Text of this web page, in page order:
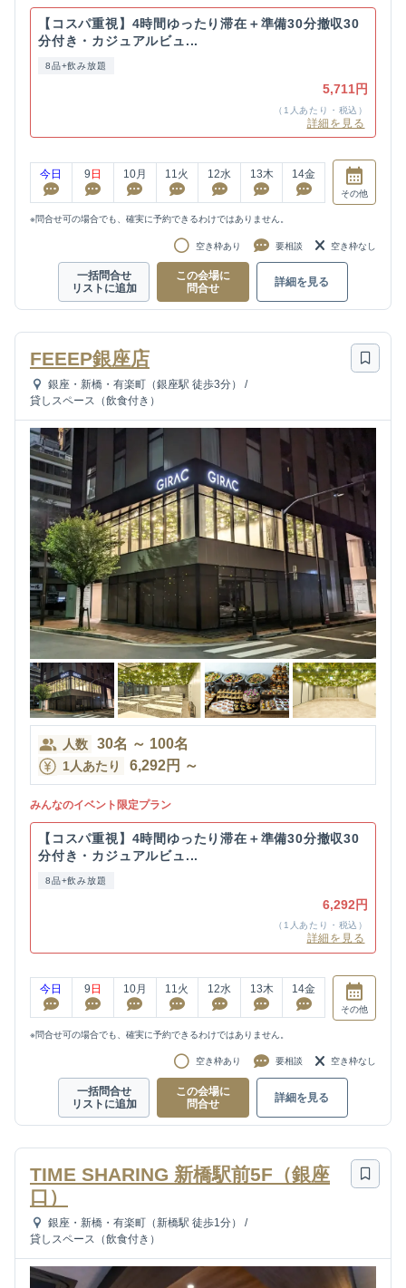
【コスパ重視】4時間ゆったり滞在＋準備30分撤収30
分付き・カジュアルビュ...
8品+飲み放題
5,711円
（1人あたり・税込）
詳細を見る
今日 9 日 10月 11 火 12水 13木 14金
その他
※問合せ可の場合でも、確実に予約できるわけではありません。
空き枠あり 要相談 空き枠なし
一括問合せ
リストに追加
この会場に
問合せ
詳細を見る
FEEEP銀座店
銀座・新橋・有楽町（銀座駅 徒歩3分）
/
貸しスペース（飲食付き）
人数 30名 ～ 100名
1人あたり 6,292円 ～
みんなのイベント限定プラン
【コスパ重視】4時間ゆったり滞在＋準備30分撤収30
分付き・カジュアルビュ...
8品+飲み放題
6,292円
（1人あたり・税込）
詳細を見る
今日 9 日 10月 11火 12水 13木 14金
その他
※問合せ可の場合でも、確実に予約できるわけではありません。
空き枠あり 要相談 空き枠なし
一括問合せ
リストに追加
この会場に
問合せ
詳細を見る
TIME SHARING 新橋駅前5F（銀座
口）
銀座・新橋・有楽町（新橋駅 徒歩1分）
/
貸しスペース（飲食付き）